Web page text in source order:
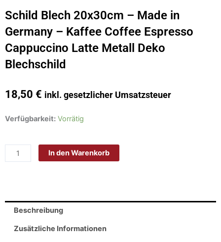
Schild Blech 20x30cm – Made in
Germany – Kaffee Coffee Espresso
Cappuccino Latte Metall Deko
Blechschild
18,50 € inkl. gesetzlicher Umsatzsteuer
Verfügbarkeit: Vorrätig
Schild
-
Kaffee
Coffee
In den Warenkorb
Beschreibung
Zusätzliche Informationen